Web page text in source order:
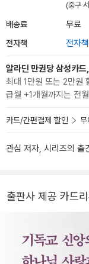
(중구
배송료 무료
전자책 전자
알라딘 만권당 삼성카
최대 1만원 또는 2만원
급월 +1개월까지는 전
카드/간편결제 할인
관심 저자, 시리즈의 출
출판사 제공 카드